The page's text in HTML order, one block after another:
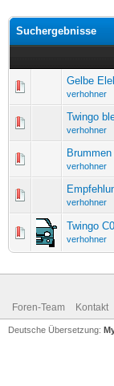
Suchergebnisse
Gelbe
verhohner
Twingo
verhohner
verhohner
verhohner
Twingo
verhohner
Foren-Team Kontakt
Deutsche Übersetzung: